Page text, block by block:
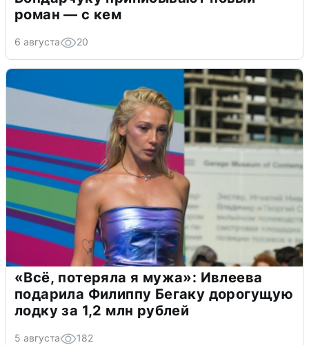
роман — с кем
6 августа 20
«Всё, потеряла я мужа»: Ивлеева
подарила Филиппу Бегаку дорогущую
лодку за 1,2 млн рублей
5 августа 182